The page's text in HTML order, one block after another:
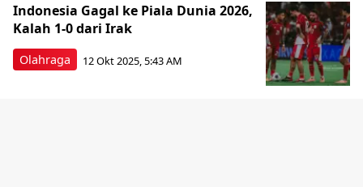
Olahraga
Indonesia Gagal ke Piala Dunia 2026,
Kalah 1-0 dari Irak
12 Okt 2025, 5:43 AM